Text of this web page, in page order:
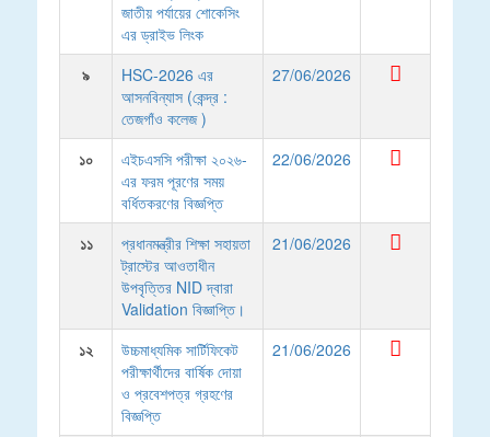
জাতীয় পর্যায়ের শোকেসিং
এর ড্রাইভ লিংক
৯
HSC-2026 এর
আসনবিন্যাস (কেন্দ্র :
তেজগাঁও কলেজ )
27/06/2026
১০
এইচএসসি পরীক্ষা ২০২৬-
এর ফরম পূরণের সময়
বর্ধিতকরণের বিজ্ঞপ্তি
22/06/2026
১১
প্রধানমন্ত্রীর শিক্ষা সহায়তা
ট্রাস্টের আওতাধীন
উপবৃত্তির NID দ্বারা
Validation বিজ্ঞাপ্তি।
21/06/2026
১২
উচ্চমাধ্যমিক সার্টিফিকেট
পরীক্ষার্থীদের বার্ষিক দোয়া
ও প্রবেশপত্র গ্রহণের
বিজ্ঞপ্তি
21/06/2026